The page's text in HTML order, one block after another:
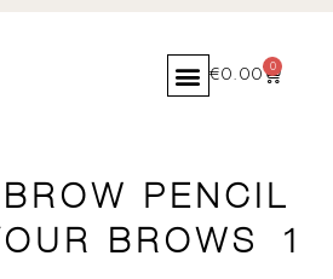
€0.00 0
PENCIL
BROWS 1